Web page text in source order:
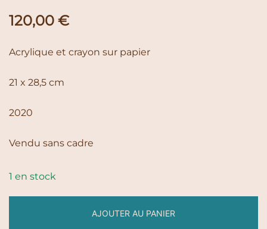
120,00 €
Acrylique et crayon sur papier
21 x 28,5 cm
2020
Vendu sans cadre
1 en stock
AJOUTER AU PANIER